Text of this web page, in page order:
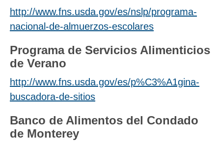
http://www.fns.usda.gov/es/nslp/programa-
nacional-de-almuerzos-escolares
Programa de Servicios Alimenticios
de Verano
http://www.fns.usda.gov/es/p%C3%A1gina-
buscadora-de-sitios
Banco de Alimentos del Condado
de Monterey